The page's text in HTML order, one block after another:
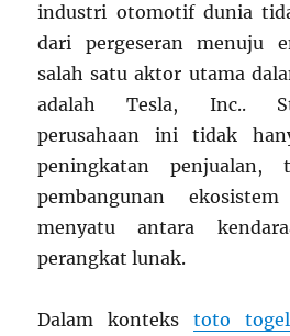
industri otomotif dunia
dari pergeseran menuju
salah satu aktor utama
adalahTesla, Inc..
perusahaan ini tidak
peningkatan penjualan,
pembangunan
menyatu antara
perangkat lunak.
Dalam kontekstoto togel